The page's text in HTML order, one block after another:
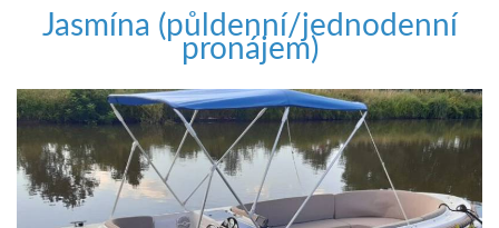
Jasmína (půldenní/jednodenní
pronájem)